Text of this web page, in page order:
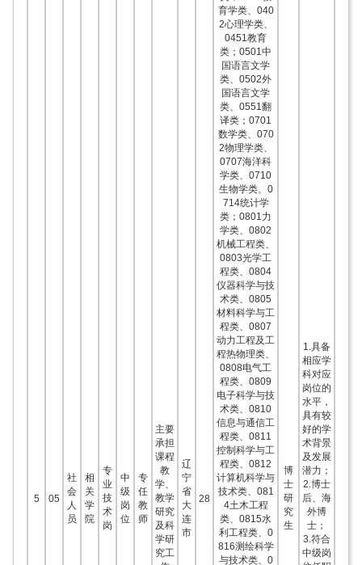
5 05
社
会
人
员
相
关
学
院
专
业
技
术
岗
中
级
岗
位
专
任
教
师
主要
承担
课程
教
学、
教学
研究
及科
学研
究工
辽
宁
省
大
连
市
28
育学类、040
2心理学类、
0451教育
类；0501中
国语言文学
类、0502外
国语言文学
类、0551翻
译类；0701
数学类、070
2物理学类、
0707海洋科
学类、0710
生物学类、0
714统计学
类；0801力
学类、0802
机械工程类、
0803光学工
程类、0804
仪器科学与技
术类、0805
材料科学与工
程类、0807
动力工程及工
程热物理类、
0808电气工
程类、0809
电子科学与技
术类、0810
信息与通信工
程类、0811
控制科学与工
程类、0812
计算机科学与
技术类、081
4土木工程
类、0815水
利工程类、0
816测绘科学
与技术类、0
博
士
研
究
生
1.具备
相应学
科对应
岗位的
水平，
具有较
好的学
术背景
及发展
潜力；
2.博士
后、海
外博
士；
3.符合
中级岗